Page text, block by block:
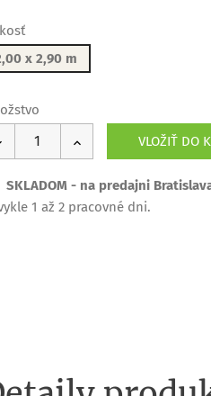
x 2,90 m
VLOŽIŤ DO
SKLADOM - na predajni
1 až 2 pracovné dni.